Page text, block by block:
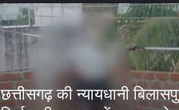
छत्तीसगढ़ की न्यायधानी